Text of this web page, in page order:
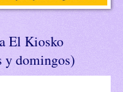
El Kiosko
y domingos)